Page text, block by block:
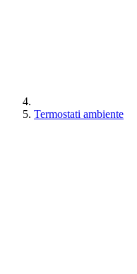
Termostati ambiente